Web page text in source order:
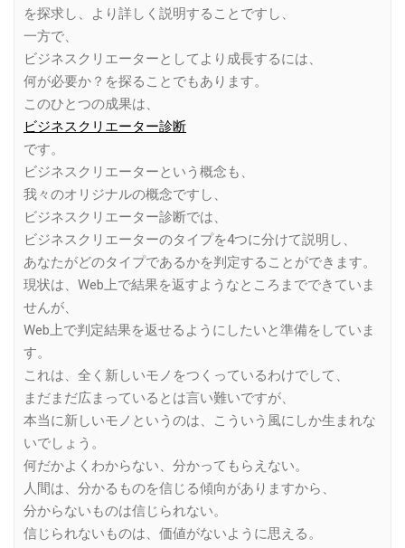
を探求し、より詳しく説明することですし、
一方で、
ビジネスクリエーターとしてより成長するには、
何が必要か？を探ることでもあります。
このひとつの成果は、
ビジネスクリエーター診断
です。
ビジネスクリエーターという概念も、
我々のオリジナルの概念ですし、
ビジネスクリエーター診断では、
ビジネスクリエーターのタイプを4つに分けて説明し、
あなたがどのタイプであるかを判定することができます。
現状は、Web上で結果を返すようなところまでできていま
せんが、
Web上で判定結果を返せるようにしたいと準備をしていま
す。
これは、全く新しいモノをつくっているわけでして、
まだまだ広まっているとは言い難いですが、
本当に新しいモノというのは、こういう風にしか生まれな
いでしょう。
何だかよくわからない、分かってもらえない。
人間は、分かるものを信じる傾向がありますから、
分からないものは信じられない。
信じられないものは、価値がないように思える。